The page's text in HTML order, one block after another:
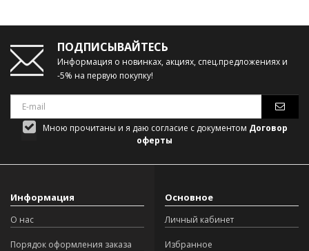
ПОДПИСЫВАЙТЕСЬ
Информация о новинках, акциях, спец.предложениях и
-5% на первую покупку!
Мною прочитаны и я даю согласие с документом Договор
оферты
Информация
О нас
Порядок оформления заказа
Основное
Личный кабинет
Избранное